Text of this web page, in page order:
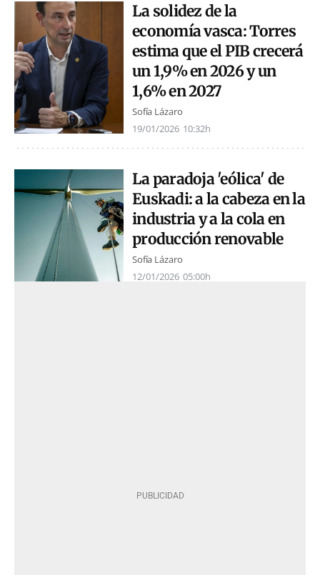
La solidez de la
economía vasca: Torres
estima que el PIB crecerá
un 1,9% en 2026 y un
1,6% en 2027
Sofía Lázaro
19/01/2026 10:32h
La paradoja 'eólica' de
Euskadi: a la cabeza en la
industria y a la cola en
producción renovable
Sofía Lázaro
12/01/2026 05:00h